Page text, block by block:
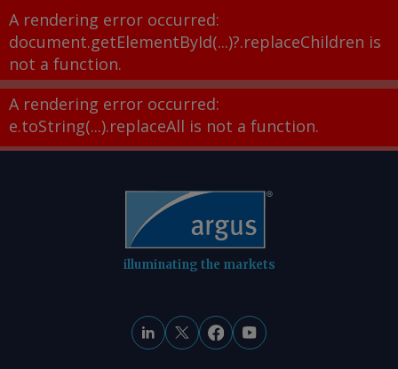
A rendering error occurred:
document.getElementById(...)?.replaceChildren is
not a function.
A rendering error occurred:
e.toString(...).replaceAll is not a function.
illuminating the markets